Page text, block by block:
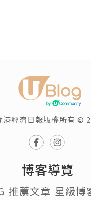
港經濟日報版權所有 ©
博客導覽
推薦文章 星級博